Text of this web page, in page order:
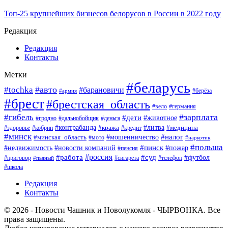
Топ-25 крупнейших бизнесов белорусов в России в 2022 году
Редакция
Редакция
Контакты
Метки
#tochka #авто #армия #барановичи #беларусь #берёза
#брест#брестская_область #вело #германия
#гибель #гродно #дальнобойщик #деньга #дети #животное #зарплата
#здоровье #кобрин #контрабанда #кража #кредит #литва #медицина
#минск #минская_область #мото #мошенничество #налог #наркотик
#недвижимость #новости компаний #пенсия #пинск #пожар #польша
#приговор #пьяный #работа #россия #сигарета #суд #телефон #футбол
#школа
Редакция
Контакты
© 2026 - Новости Чашник и Новолукомля - ЧЫРВОНКА. Все
права защищены.